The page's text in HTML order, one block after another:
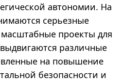
автономии. На
серьезные
проекты для
различные
на повышение
безопасности и